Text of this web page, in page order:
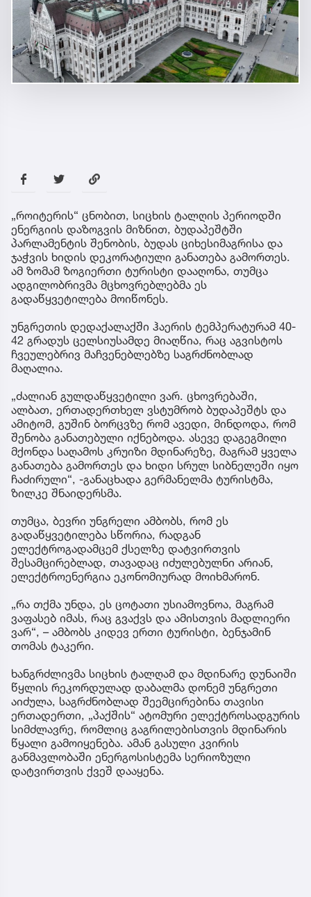
„როიტერის“ ცნობით, სიცხის ტალღის პერიოდში
ენერგიის დაზოგვის მიზნით, ბუდაპეშტში
პარლამენტის შენობის, ბუდას ციხესიმაგრისა და
ჯაჭვის ხიდის დეკორატიული განათება გამორთეს.
ამ ზომამ ზოგიერთი ტურისტი დააღონა, თუმცა
ადგილობრივმა მცხოვრებლებმა ეს
გადაწყვეტილება მოიწონეს.
უნგრეთის დედაქალაქში ჰაერის ტემპერატურამ 40-
42 გრადუს ცელსიუსამდე მიაღწია, რაც აგვისტოს
ჩვეულებრივ მაჩვენებლებზე საგრძნობლად
მაღალია.
„ძალიან გულდაწყვეტილი ვარ. ცხოვრებაში,
ალბათ, ერთადერთხელ ვსტუმრობ ბუდაპეშტს და
ამიტომ, გუშინ ბორცვზე რომ ავედი, მინდოდა, რომ
შენობა განათებული იქნებოდა. ასევე დაგეგმილი
მქონდა საღამოს კრუიზი მდინარეზე, მაგრამ ყველა
განათება გამორთეს და ხიდი სრულ სიბნელეში იყო
ჩაძირული“, -განაცხადა გერმანელმა ტურისტმა,
ზილკე შნაიდერსმა.
თუმცა, ბევრი უნგრელი ამბობს, რომ ეს
გადაწყვეტილება სწორია, რადგან
ელექტროგადამცემ ქსელზე დატვირთვის
შესამცირებლად, თავადაც იძულებულნი არიან,
ელექტროენერგია ეკონომიურად მოიხმარონ.
„რა თქმა უნდა, ეს ცოტათი უსიამოვნოა, მაგრამ
ვაფასებ იმას, რაც გვაქვს და ამისთვის მადლიერი
ვარ“, – ამბობს კიდევ ერთი ტურისტი, ბენჯამინ
თომას ტაკერი.
ხანგრძლივმა სიცხის ტალღამ და მდინარე დუნაიში
წყლის რეკორდულად დაბალმა დონემ უნგრეთი
აიძულა, საგრძნობლად შეემცირებინა თავისი
ერთადერთი, „პაქშის“ ატომური ელექტროსადგურის
სიმძლავრე, რომლიც გაგრილებისთვის მდინარის
წყალი გამოიყენება. ამან გასული კვირის
განმავლობაში ენერგოსისტემა სერიოზული
დატვირთვის ქვეშ დააყენა.